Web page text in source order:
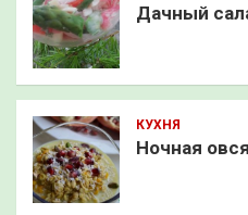
Дачный
КУХНЯ
Ночная